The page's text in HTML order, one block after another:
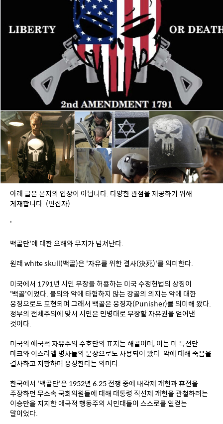
아래 글은 본지의 입장이 아닙니다. 다양한 관점을 제공하기 위해
게재합니다. (편집자)
'
백골단'에 대한 오해와 무지가 넘쳐난다.
원래 white skull(백골)은 '자유를 위한 결사(決死)'를 의미한다.
미국에서 1791년 시민 무장을 허용하는 미국 수정헌법의 상징이
'백골'이었다. 불의와 악에 타협하지 않는 강골의 의지는 악에 대한
응징으로도 표현되며 그래서 백골은 응징자(Punisher)를 의미해 왔다.
정부의 전체주의에 맞서 시민은 민병대로 무장할 자유권을 얻어낸
것이다.
미국의 애국적 자유주의 수호단의 표지는 해골이며, 이는 미 특전단
마크와 이스라엘 병사들의 문장으로도 사용되어 왔다. 악에 대해 죽음을
결사하고 저항하며 응징한다는 의미다.
한국에서 '백골단'은 1952년 6.25 전쟁 중에 내각제 개헌과 휴전을
주장하던 무소속 국회의원들에 대해 대통령 직선제 개헌을 관철하려는
이승만을 지지한 애국적 행동주의 시민대들이 스스로를 일컫는
말이었다.